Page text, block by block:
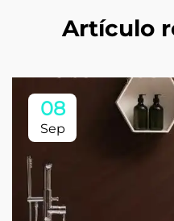
Artículo
08
Sep